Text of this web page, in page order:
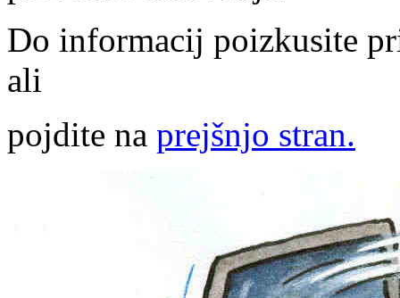
Do informacij poizkusite
ali
pojdite na prejšnjo stran.